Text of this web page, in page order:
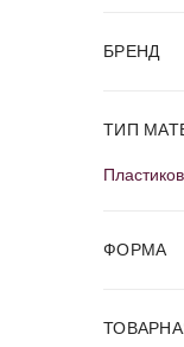
БРЕНД
ТИП
ФОРМА